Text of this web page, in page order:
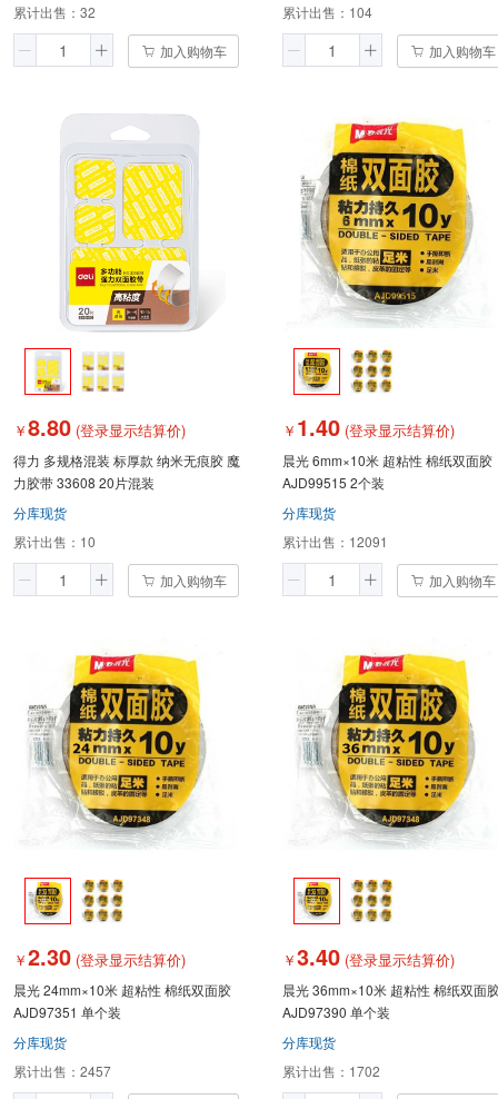
累计出售： 32
加入购物车
累计出售： 104
加入购物车
￥8.80 (登录显示结算价)
得力 多规格混装 标厚款 纳米无痕胶 魔
力胶带 33608 20片混装
分库现货
累计出售： 10
加入购物车
￥ 1.40 (登录显示结算价)
晨光 6mm×10米 超粘性 棉纸双面胶
AJD99515 2个装
分库现货
累计出售： 12091
加入购物车
￥2.30 (登录显示结算价)
晨光 24mm×10米 超粘性 棉纸双面胶
AJD97351 单个装
分库现货
累计出售： 2457
￥3.40 (登录显示结算价)
晨光 36mm×10米 超粘性 棉纸双面
AJD97390 单个装
分库现货
累计出售： 1702